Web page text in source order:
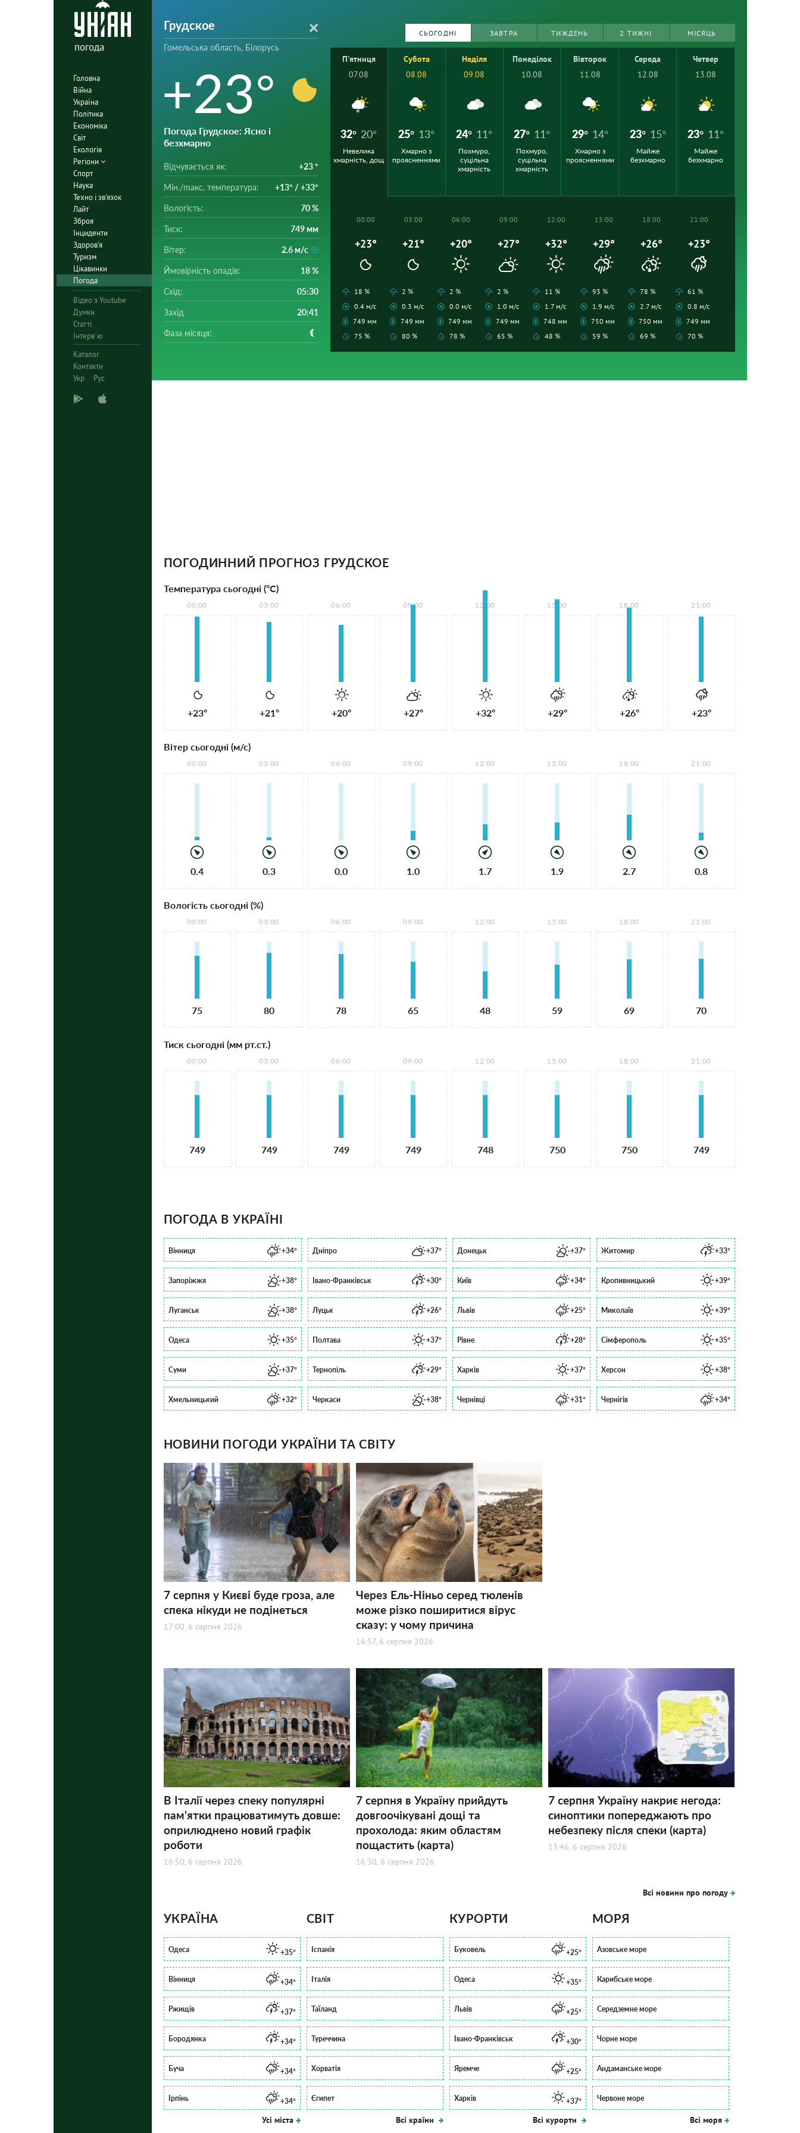
погода
Головна
Війна
Україна
Політика
Економіка
Світ
Екологія
Регіони
Спорт
Наука
Техно і зв'язок
Лайт
Зброя
Інциденти
Здоров'я
Туризм
Цікавинки
Погода
Відео з Youtube
Думки
Статті
Інтерв`ю
Каталог
Контакти
Укр
Рус
Грудское
Гомельська область, Білорусь
+23°
Погода Грудское: Ясно і
безхмарно
Відчувається як: +23 °
Мін./mакс. температура: +13° / +33°
Вологість: 70 %
Тиск: 749 мм
Вітер: 2.6 м/с
Ймовірність опадів: 18 %
Схід: 05:30
Захід 20:41
Фаза місяця:
СЬОГОДНІ ЗАВТРА ТИЖДЕНЬ 2 ТИЖНІ МІСЯЦЬ
П'ятниця
07.08
32° 20°
Невелика
хмарність, дощ
Субота
08.08
25° 13°
Хмарно з
проясненнями
Неділя
09.08
24° 11°
Похмуро,
суцільна
хмарність
Понеділок
10.08
27° 11°
Похмуро,
суцільна
хмарність
Вівторок
11.08
29° 14°
Хмарно з
проясненнями
Середа
12.08
23° 15°
Майже
безхмарно
Четвер
13.08
23° 11°
Майже
безхмарно
00:00
+23°
18 %
0.4 м/с
749 мм
75 %
03:00
+21°
2 %
0.3 м/с
749 мм
80 %
06:00
+20°
2 %
0.0 м/с
749 мм
78 %
09:00
+27°
2 %
1.0 м/с
749 мм
65 %
12:00
+32°
11 %
1.7 м/с
748 мм
48 %
15:00
+29°
93 %
1.9 м/с
750 мм
59 %
18:00
+26°
78 %
2.7 м/с
750 мм
69 %
21:00
+23°
61 %
0.8 м/с
749 мм
70 %
ПОГОДИННИЙ ПРОГНОЗ ГРУДСКОЕ
Температура сьогодні (°С)
00:00
+23°
03:00
+21°
06:00
+20°
09:00
+27°
12:00
+32°
15:00
+29°
18:00
+26°
21:00
+23°
Вітер сьогодні (м/с)
00:00
0.4
03:00
0.3
06:00
0.0
09:00
1.0
12:00
1.7
15:00
1.9
18:00
2.7
21:00
0.8
Вологість сьогодні (%)
00:00
75
03:00
80
06:00
78
09:00
65
12:00
48
15:00
59
18:00
69
21:00
70
Тиск сьогодні (мм рт.ст.)
00:00
749
03:00
749
06:00
749
09:00
749
12:00
748
15:00
750
18:00
750
21:00
749
ПОГОДА В УКРАЇНІ
Вінниця +34° Дніпро +37° Донецьк +37° Житомир +33°
Запоріжжя +38° Івано-Франківськ +30° Київ +34° Кропивницький +39°
Луганськ +38° Луцьк +26° Львів +25° Миколаїв +39°
Одеса +35° Полтава +37° Рівне +28° Сімферополь +35°
Суми +37° Тернопіль +29° Харків +37° Херсон +38°
Хмельницький +32° Черкаси +38° Чернівці +31° Чернігів +34°
НОВИНИ ПОГОДИ УКРАЇНИ ТА СВІТУ
7 серпня у Києві буде гроза, але
спека нікуди не подінеться
17:00, 6 серпня 2026
Через Ель-Ніньо серед тюленів
може різко поширитися вірус
сказу: у чому причина
16:57, 6 серпня 2026
В Італії через спеку популярні
пам'ятки працюватимуть довше:
оприлюднено новий графік
роботи
16:50, 6 серпня 2026
7 серпня в Україну прийдуть
довгоочікувані дощі та
прохолода: яким областям
пощастить (карта)
16:30, 6 серпня 2026
7 серпня Україну накриє негода:
синоптики попереджають про
небезпеку після спеки (карта)
13:46, 6 серпня 2026
Всі новини про погоду
УКРАЇНА
Одеса +35°
Вінниця +34°
Ржищів +37°
Бородянка +34°
Буча +34°
Ірпінь +34°
Усі міста
СВІТ
Іспанія
Італія
Таїланд
Туреччина
Хорватія
Єгипет
Всі країни
КУРОРТИ
Буковель +25°
Одеса +35°
Львів +25°
Івано-Франківськ +30°
Яремче +25°
Харків +37°
Всі курорти
МОРЯ
Азовське море
Карибське море
Середземне море
Чорне море
Андаманське море
Червоне море
Всі моря